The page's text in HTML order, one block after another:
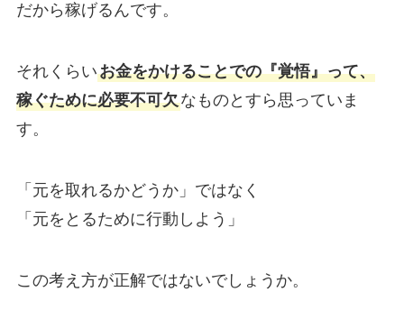
だから稼げるんです。
それくらいお金をかけることでの『覚悟』って、
稼ぐために必要不可欠なものとすら思っていま
す。
「元を取れるかどうか」ではなく
「元をとるために行動しよう」
この考え方が正解ではないでしょうか。